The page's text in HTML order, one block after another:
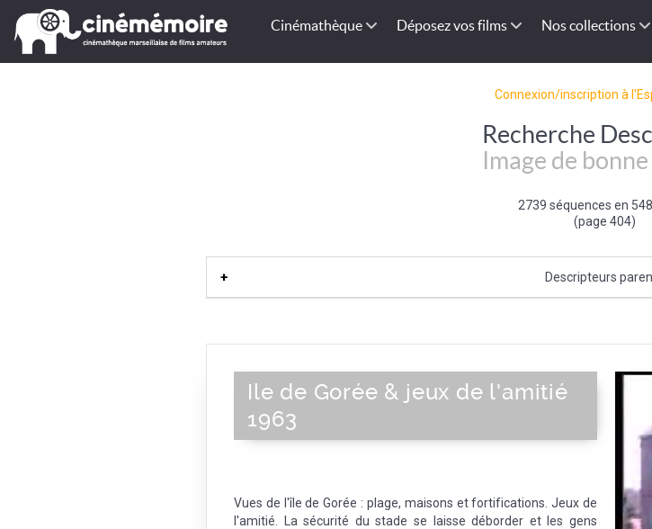
Cinémathèque Déposez vos films Nos collections
Connexion/inscription à
Recherche
Image de
2739 séquences en
(page 404)
Descripteurs
Ile de Gorée & jeux de l'amitié
1963
Vues de l'île de Gorée : plage, maisons et fortifications. Jeux de
l'amitié. La sécurité du stade se laisse déborder et les gens